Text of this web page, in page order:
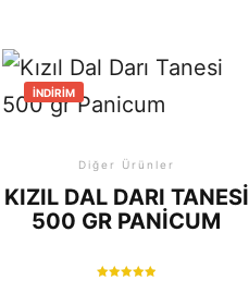
İNDIRIM
Diğer Ürünler
KIZIL DAL DARI TANESI
500 GR PANICUM